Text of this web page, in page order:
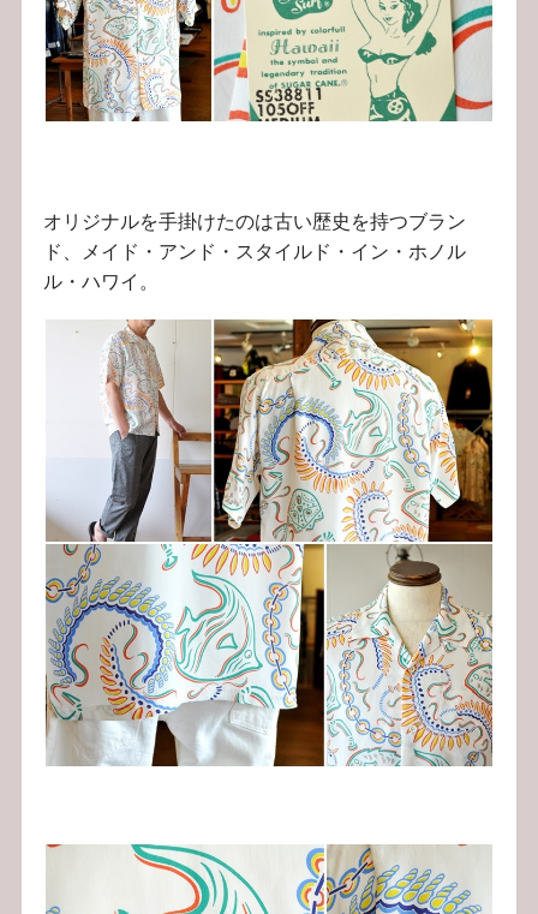
オリジナルを手掛けたのは古い歴史を持つブラン
ド、メイド・アンド・スタイルド・イン・ホノル
ル・ハワイ。